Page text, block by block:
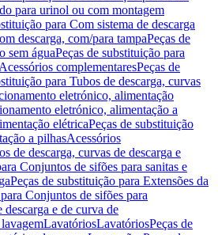
para urinol ou com montagem
para Com sistema de descarga
descarga, com/para tampaPeças de
sem águaPeças de substituição para
Acessórios complementaresPeças de
para Tubos de descarga, curvas
eletrónico, alimentação
eletrónico, alimentação a
elétricaPeças de substituição
a pilhasAcessórios
de descarga, curvas de descarga e
Conjuntos de sifões para sanitas e
Peças de substituição para Extensões da
Conjuntos de sifões para
descarga e de curva de
LavatóriosLavatóriosPeças de